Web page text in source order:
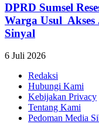
DPRD Sumsel
Warga Usul
Sinyal
6 Juli 2026
Redaksi
Hubungi Kami
Kebijakan Privacy
Tentang Kami
Pedoman Media